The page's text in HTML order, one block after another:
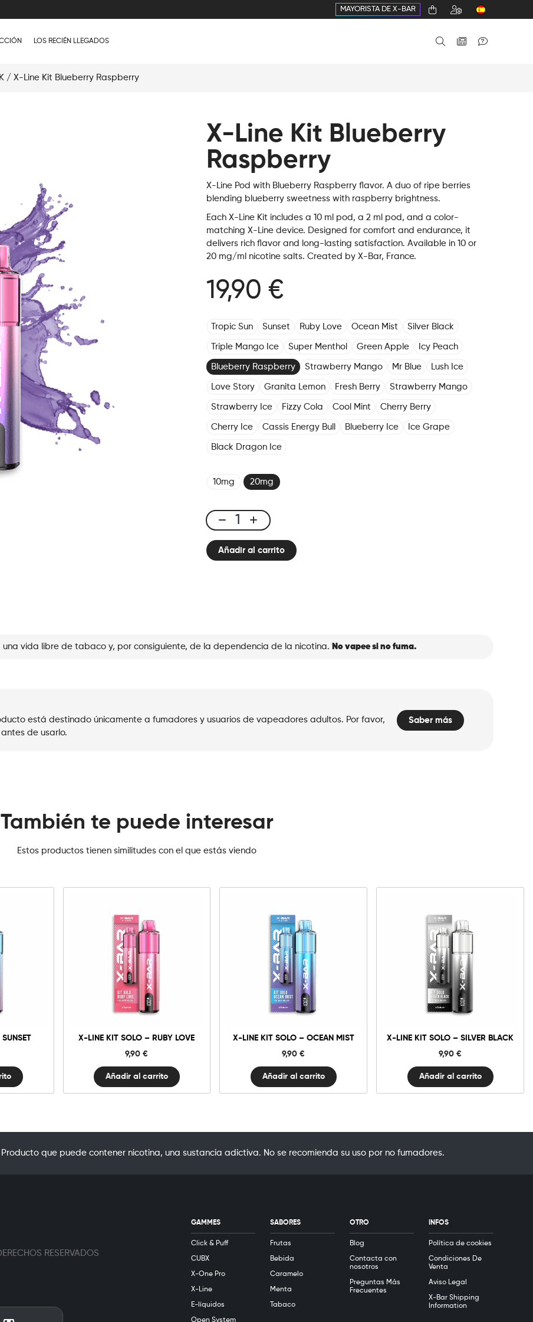
MAYORISTA DE X-BAR
LOS RECIÉN LLEGADOS
/ X-Line Kit Blueberry Raspberry
X-Line Kit Blueberry
Raspberry
X-Line Pod with Blueberry Raspberry flavor. A duo of ripe berries
blending blueberry sweetness with raspberry brightness.
Each X-Line Kit includes a 10 ml pod, a 2 ml pod, and a color-
matching X-Line device. Designed for comfort and endurance, it
delivers rich flavor and long-lasting satisfaction. Available in 10 or
20 mg/ml nicotine salts. Created by X-Bar, France.
19,90 €
Tropic Sun Sunset Ruby Love Ocean Mist Silver Black
Triple Mango Ice Super Menthol Green Apple Icy Peach
Blueberry Raspberry Strawberry Mango Mr Blue Lush Ice
Love Story Granita Lemon Fresh Berry Strawberry Mango
Strawberry Ice Fizzy Cola Cool Mint Cherry Berry
Cherry Ice Cassis Energy Bull Blueberry Ice Ice Grape
Black Dragon Ice
10mg 20mg
X-
Line
Kit
Añadir al carrito
una vida libre de tabaco y, por consiguiente, de la dependencia de la nicotina. No vapee si no fuma.
está destinado únicamente a fumadores y usuarios de vapeadores adultos. Por favor,
de usarlo.
Saber más
También te puede interesar
Estos productos tienen similitudes con el que estás viendo
X-LINE KIT SOLO – RUBY LOVE
9,90€
Line
Kit
Solo
-
Ruby
Añadir al carrito
X-LINE KIT SOLO – OCEAN MIST
9,90€
Line
Solo
Ocean
Añadir al carrito
X-LINE KIT SOLO – SILVER BLACK
9,90€
Line
Kit
Solo
-
Silver
Añadir al carrito
que puede contener nicotina, una sustancia adictiva. No se recomienda su uso por no fumadores.
RESERVADOS
GAMMES
Click & Puff
CUBX
X-One Pro
X-Line
E-líquidos
Open System
SABORES
Frutas
Bebida
Caramelo
Menta
Tabaco
OTRO
Blog
Contacta con
nosotros
Preguntas Más
Frecuentes
INFOS
Política de cookies
Condiciones De
Venta
Aviso Legal
X-Bar Shipping
Information